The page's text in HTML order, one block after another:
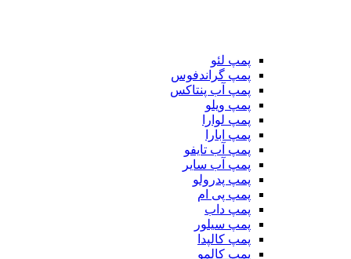
پمپ لئو
پمپ گراندفوس
پمپ آب پنتاکس
پمپ ویلو
پمپ لوارا
پمپ ابارا
پمپ آب تایفو
پمپ آب سایر
پمپ پدرولو
پمپ پی ام
پمپ داب
پمپ سیلور
پمپ کالپدا
پمپ کالمو